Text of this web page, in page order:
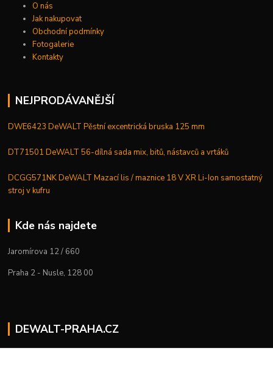
O nás
Jak nakupovat
Obchodní podmínky
Fotogalerie
Kontakty
NEJPRODÁVANĚJŠÍ
DWE6423 DeWALT Pěstní excentrická bruska 125 mm
DT71501 DeWALT 56-dílná sada mix, bitů, nástavců a vrtáků
DCGG571NK DeWALT Mazací lis / maznice 18 V XR Li-Ion samostatný
stroj v kufru
Kde nás najdete
Jaromírova 12 / 660
Praha 2 - Nusle, 128 00
DEWALT-PRAHA.CZ